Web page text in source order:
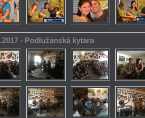
- Podlužanská kytara